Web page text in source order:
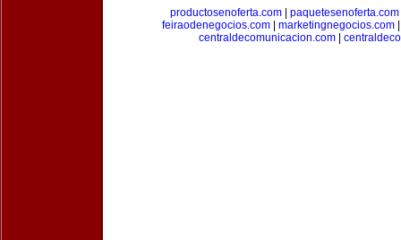
productosenoferta.com| paquetesenoferta.com
feiraodenegocios.com
marketingnegocios.com
centraldecomunicacion.com